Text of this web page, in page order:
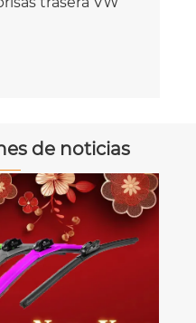
de noticias